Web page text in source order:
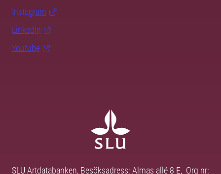
Instagram
LinkedIn
Youtube
SLU Artdatabanken, Besöksadress: Almas allé 8 E, Org nr: